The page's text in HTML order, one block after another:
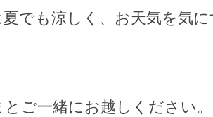
夏でも涼しく、お天気を気
ご一緒にお越しください。